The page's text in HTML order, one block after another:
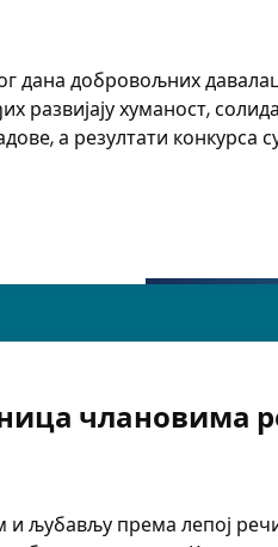
дана добровољних
развијају хуманост,
а резултати
реализован конкурс „Крв
члановима
и љубављу према лепој